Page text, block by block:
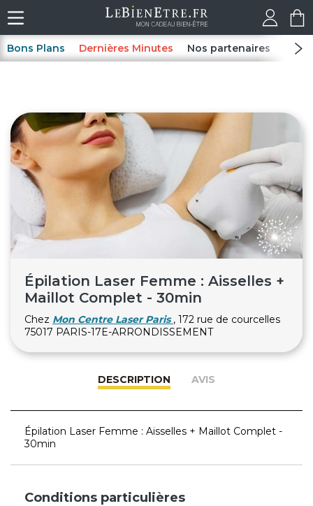
Bons Plans Dernières Minutes Nos partenaires Spas
Épilation Laser Femme : Aisselles +
Maillot Complet - 30min
Chez Mon Centre Laser Paris , 172 rue de courcelles
75017 PARIS-17E-ARRONDISSEMENT
DESCRIPTION AVIS
Épilation Laser Femme : Aisselles + Maillot Complet -
30min
Conditions particulières